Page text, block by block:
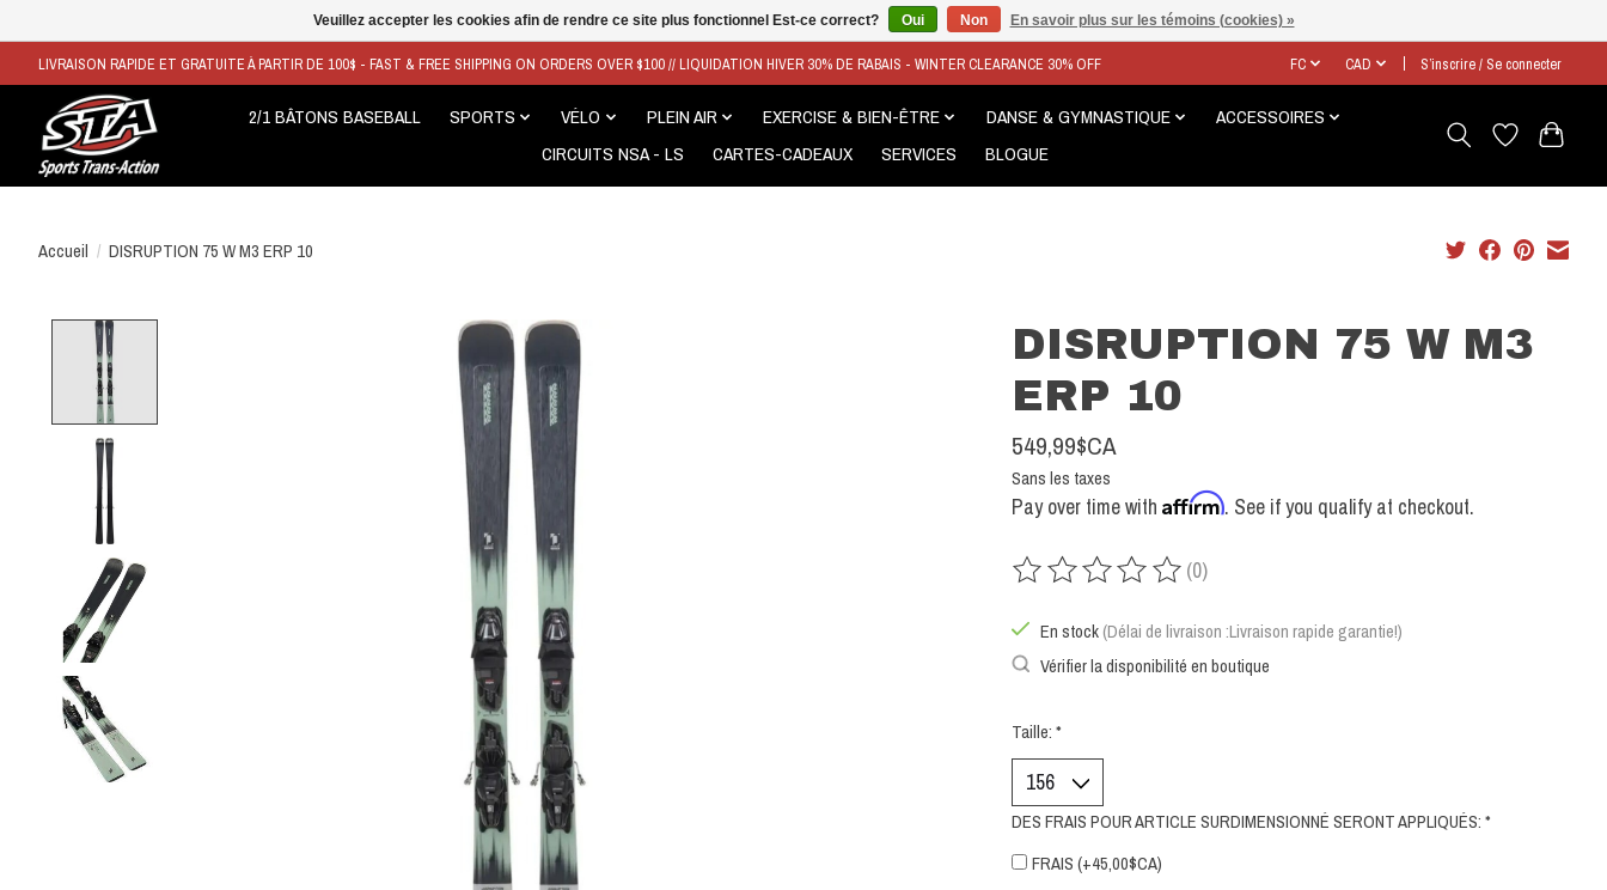
LIVRAISON RAPIDE ET GRATUITE À PARTIR DE 100$ - FAST & FREE SHIPPING ON ORDERS OVER $100 // LIQUIDATION HIVER 30% DE RABAIS - WINTER CLEARANCE 30% OFF FC CAD S’inscrire / Se connecter
2/1 BÂTONS BASEBALL SPORTS VÉLO PLEIN AIR EXERCISE & BIEN-ÊTRE DANSE & GYMNASTIQUE
ACCESSOIRES
CIRCUITS NSA - LS
CARTES-CADEAUX SERVICES BLOGUE
Accueil / DISRUPTION 75 W M3 ERP 10
DISRUPTION 75 W M3
ERP 10
549,99$CA
Sans les taxes
Pay over time with Affirm. See if you qualify at checkout.
Ce produit est évalué à0
(0)
En stock (Délai de livraison :Livraison rapide garantie!)
Vérifier la disponibilité en boutique
Taille: *
DES FRAIS POUR ARTICLE SURDIMENSIONNÉ SERONT APPLIQUÉS: *
FRAIS (+45,00$CA)
Veuillez accepter les cookies afin de rendre ce site plus fonctionnel Est-ce correct? Oui Non En savoir plus sur les témoins (cookies) »